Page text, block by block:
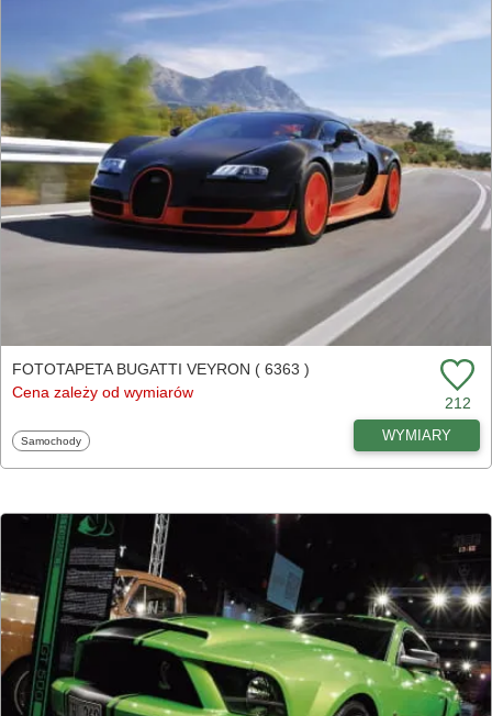
FOTOTAPETA BUGATTI VEYRON ( 6363 )
Cena zależy od wymiarów
212
Fototapety
Samochody WYMIARY